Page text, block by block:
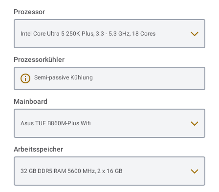
Prozessor
Intel Core Ultra 5 250K Plus, 3.3 - 5.3 GHz, 18 Cores
Prozessorkühler
Semi-passive Kühlung
Mainboard
Asus TUF B860M-Plus Wifi
Arbeitsspeicher
32 GB DDR5 RAM 5600 MHz, 2 x 16 GB